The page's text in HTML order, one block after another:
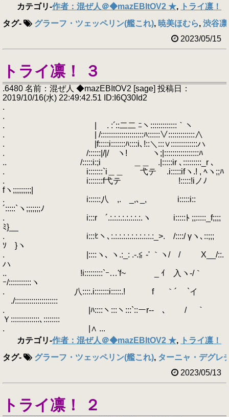
カテゴリ-作者：混ぜ人＠◆mazEBItOV2 ★,
トライ凛！
タグ- グラーフ・ツェッペリン(艦これ), 暁美ほむら, 渋谷凛
2023/05/15
トライ凛！ ３
.6480 名前：混ぜ人 ◆mazEBItOV2 [sage] 投稿日：
2019/10/16(水) 22:49:42.51 ID:I6Q30Id2
.
.
. | . :´::二二 ﾆヽ:::::::::::::｀ヽ
. | /:::::::::::::::::::::ﾊ::::::∨:::::::::::::∧
. |f:::::i:::::::ﾊ::::i､!::＼:::∨:::::::::::::ハ
. /::::::|/|/ ヽ! ヽ;|:::::::::::::::::ﾊ
.. /:::::i:;i ＿＿ .|:::::ir ､:::::::::_r ､
. i:::::::`i＿＿ 弋テ .i:::::ifヽ.! , ﾍヽ;;ﾊ
. i:::::::f弋テ !:::::!iノﾉ
fヽ;;;;;;;;;|
. i::::::八 ,. _,､_, i:::::i::
´:::::`ヽ;;;;;;;ﾉ
. i:::r ´.:.:.:.:.:.:.:.:.ヽ i:::::ﾄ ;;:::::_f;;;;
ﾐ}__
. i:::ﾋヽ､:.:.:.:.:.:.:.:.:.:.:_>. /::::/ γヽ､::;;;
ｿ }ヽ
. |::::ヽ､ ヽ.:_: .-.≦ -' ｀ヽ/ / Χ__/::.
ハ
.. !i:::::::::`ｰ…'f~ _ ｲ 入ヽ-/｀
ｰ/:::::::::::ヽ
. 八::::.i:::::::i:::::.! f ｀´ `イ
./:::::::::::::::::::::
. |ﾊ::::ヽ:::ヽ:::`::ーr‐- ､ / ｀
Ｙ::::::::::::::､::::::::
. |∧ ...
カテゴリ-作者：混ぜ人＠◆mazEBItOV2 ★,
トライ凛！
タグ- グラーフ・ツェッペリン(艦これ), ターニャ・デグレ
2023/05/13
トライ凛！ ２